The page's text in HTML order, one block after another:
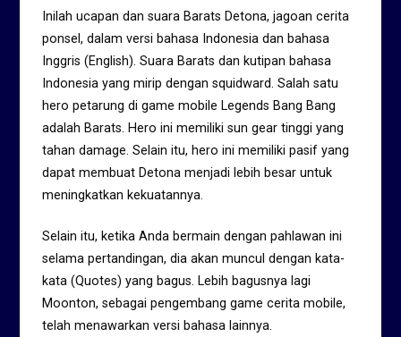
Inilah ucapan dan suara Barats Detona, jagoan cerita
ponsel, dalam versi bahasa Indonesia dan bahasa
Inggris (English). Suara Barats dan kutipan bahasa
Indonesia yang mirip dengan squidward. Salah satu
hero petarung di game mobile Legends Bang Bang
adalah Barats. Hero ini memiliki sun gear tinggi yang
tahan damage. Selain itu, hero ini memiliki pasif yang
dapat membuat Detona menjadi lebih besar untuk
meningkatkan kekuatannya.
Selain itu, ketika Anda bermain dengan pahlawan ini
selama pertandingan, dia akan muncul dengan kata-
kata (Quotes) yang bagus. Lebih bagusnya lagi
Moonton, sebagai pengembang game cerita mobile,
telah menawarkan versi bahasa lainnya.